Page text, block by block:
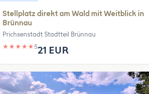
Stellplatz direkt am Wald mit Weitblick in
Brünnau
Prichsenstadt Stadtteil Brünnau
★ ★ ★ ★ ★521 EUR